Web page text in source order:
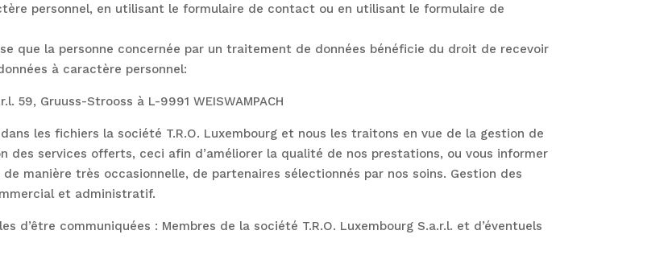
personnel, en utilisant le formulaire de contact ou en utilisant le formulaire de
que la personne concernée par un traitement de données bénéficie du droit de recevoir
à caractère personnel:
59, Gruuss-Strooss à L-9991 WEISWAMPACH
les fichiers la société T.R.O. Luxembourg et nous les traitons en vue de la gestion de
des services offerts, ceci afin d’améliorer la qualité de nos prestations, ou vous informer
manière très occasionnelle, de partenaires sélectionnés par nos soins. Gestion des
et administratif.
d’être communiquées : Membres de la société T.R.O. Luxembourg S.a.r.l. et d’éventuels